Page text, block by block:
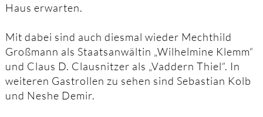
Haus erwarten.
Mit dabei sind auch diesmal wieder Mechthild
Großmann als Staatsanwältin „Wilhelmine Klemm“
und Claus D. Clausnitzer als „Vaddern Thiel“. In
weiteren Gastrollen zu sehen sind Sebastian Kolb
und Neshe Demir.